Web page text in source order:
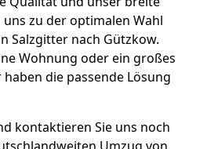
zu der optimalen Wahl
Salzgitter nach Gützkow.
Wohnung oder ein großes
die passende Lösung
kontaktieren Sie uns noch